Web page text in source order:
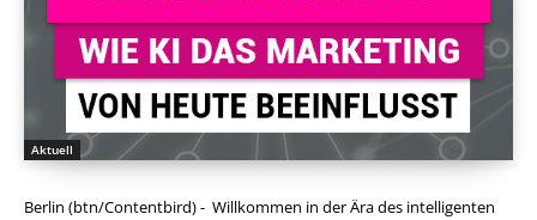
Aktuell
Berlin (btn/Contentbird) - Willkommen in der Ära des intelligenten